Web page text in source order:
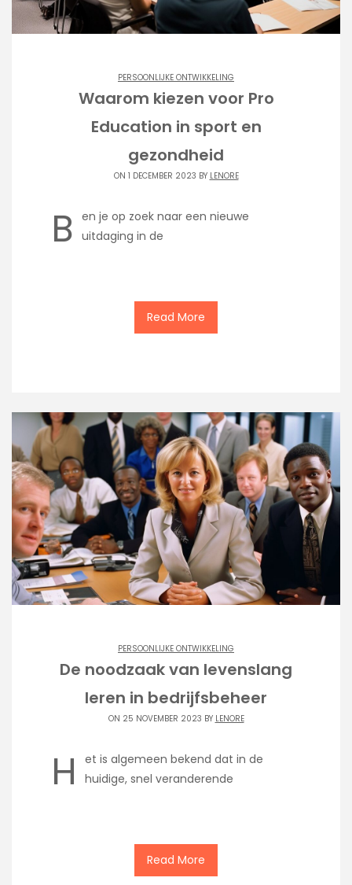
PERSOONLIJKE ONTWIKKELING
Waarom kiezen voor Pro
Education in sport en
gezondheid
ON 1 DECEMBER 2023 BY LENORE
B en je op zoek naar een nieuwe
uitdaging in de
Read More
PERSOONLIJKE ONTWIKKELING
De noodzaak van levenslang
leren in bedrijfsbeheer
ON 25 NOVEMBER 2023 BY LENORE
H
et is algemeen bekend dat in de
huidige, snel veranderende
Read More